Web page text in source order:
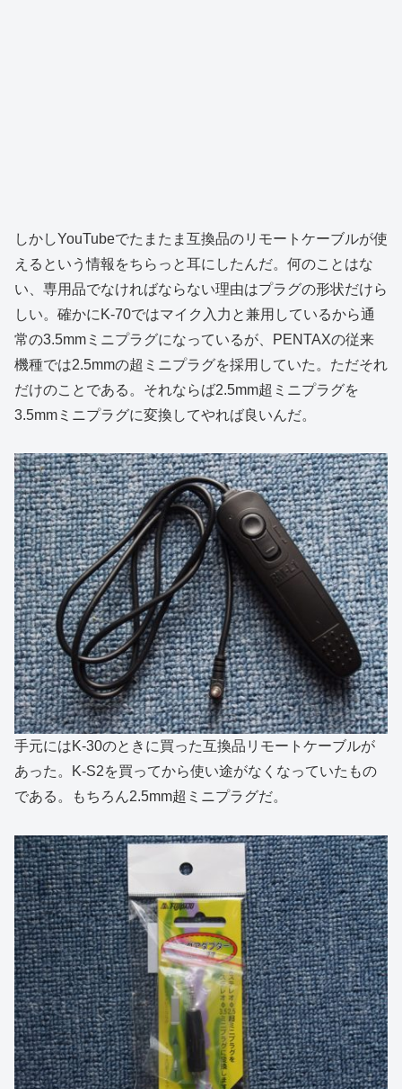
しかしYouTubeでたまたま互換品のリモートケーブルが使
えるという情報をちらっと耳にしたんだ。何のことはな
い、専用品でなければならない理由はプラグの形状だけら
しい。確かにK-70ではマイク入力と兼用しているから通
常の3.5mmミニプラグになっているが、PENTAXの従来
機種では2.5mmの超ミニプラグを採用していた。ただそれ
だけのことである。それならば2.5mm超ミニプラグを
3.5mmミニプラグに変換してやれば良いんだ。
手元にはK-30のときに買った互換品リモートケーブルが
あった。K-S2を買ってから使い途がなくなっていたもの
である。もちろん2.5mm超ミニプラグだ。